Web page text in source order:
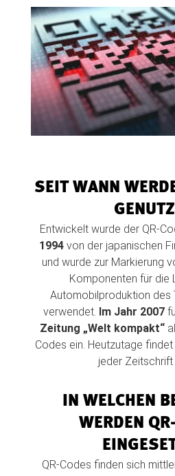
SEIT WANN
Entwickelt wurde der QR-
1994 von der japanischen
und wurde zur Markierung
Komponenten für die
Automobilproduktion des
verwendet. Im Jahr 2007
Zeitung „Welt kompakt“
Codes ein. Heutzutage
jeder Zeitschrift
IN WELCHEN
WERDEN
QR-Codes finden sich